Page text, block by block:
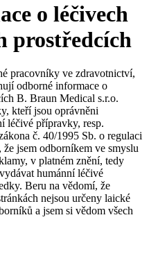
infekcí
dialyzační péči ve všech
Více informací se
středisek.
​v B. Braun. Vyhledejte náš trh
newsletteru
o léčivech
prostředcích
pracovníky ve zdravotnictví,
odborné informace o
B. Braun Medical s.r.o.
kteří jsou oprávněni
léčivé přípravky, resp.
č. 40/1995 Sb. o regulaci
jsem odborníkem ve smyslu
v platném znění, tedy
humánní léčivé
Beru na vědomí, že
nejsou určeny laické
a jsem si vědom všech